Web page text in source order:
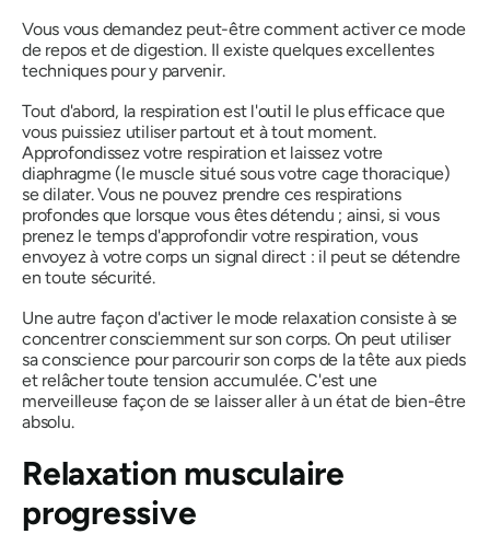
Vous vous demandez peut-être comment activer ce mode
de repos et de digestion. Il existe quelques excellentes
techniques pour y parvenir.
Tout d'abord, la respiration est l'outil le plus efficace que
vous puissiez utiliser partout et à tout moment.
Approfondissez votre respiration et laissez votre
diaphragme (le muscle situé sous votre cage thoracique)
se dilater. Vous ne pouvez prendre ces respirations
profondes que lorsque vous êtes détendu ; ainsi, si vous
prenez le temps d'approfondir votre respiration, vous
envoyez à votre corps un signal direct : il peut se détendre
en toute sécurité.
Une autre façon d'activer le mode relaxation consiste à se
concentrer consciemment sur son corps. On peut utiliser
sa conscience pour parcourir son corps de la tête aux pieds
et relâcher toute tension accumulée. C'est une
merveilleuse façon de se laisser aller à un état de bien-être
absolu.
Relaxation musculaire
progressive